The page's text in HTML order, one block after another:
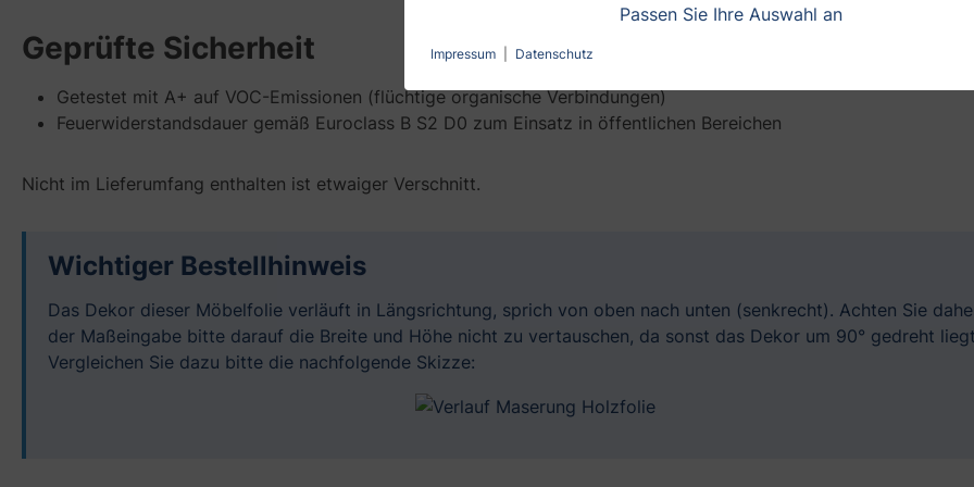
Geprüfte Sicherheit
Getestet mit A+ auf VOC-Emissionen (flüchtige organische Verbindungen)
Feuerwiderstandsdauer gemäß Euroclass B S2 D0 zum Einsatz in öffentlichen Bereichen
Nicht im Lieferumfang enthalten ist etwaiger Verschnitt.
Wichtiger Bestellhinweis
Das Dekor dieser Möbelfolie verläuft in Längsrichtung, sprich von oben nach unten (senkrecht). Achten Sie
der Maßeingabe bitte darauf die Breite und Höhe nicht zu vertauschen, da sonst das Dekor um 90° gedreht
Vergleichen Sie dazu bitte die nachfolgende Skizze:
Passen Sie Ihre Auswahl an
Impressum Datenschutz